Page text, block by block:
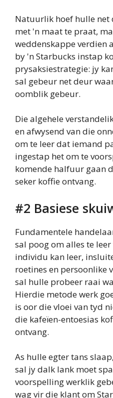
Natuurlik hoef hulle net
met 'n maat te praat,
weddenskappe verdien
by 'n Starbucks instap
prysaksiestrategie: jy
sal gebeur net deur
oomblik gebeur.
Die algehele
en afwysend van die
om te leer dat iemand
ingestap het om te
komende halfuur gaan
seker koffie ontvang.
#2 Basiese
Fundamentele
sal poog om alles te
individu kan leer,
roetines en persoonlike
sal hulle probeer raai
Hierdie metode werk
is oor die vloei van tyd
die kafeïen-entoesias
ontvang.
As hulle egter tans
sal jy dalk lank moet
voorspelling werklik
wag vir die klant om